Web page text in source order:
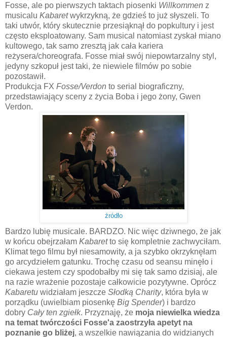
Fosse, ale po pierwszych taktach piosenki Willkommen z
musicalu Kabaretwykrzykną, że gdzieś to już słyszeli. To
taki utwór, który skutecznie przesiąknął do popkultury i jest
często eksploatowany. Sam musical natomiast zyskał miano
kultowego, tak samo zresztą jak cała kariera
reżysera/choreografa. Fosse miał swój niepowtarzalny styl,
jedyny szkopuł jest taki, że niewiele filmów po sobie
pozostawił.
Produkcja FX Fosse/Verdon to serial biograficzny,
przedstawiający sceny z życia Boba i jego żony, Gwen
Verdon.
źródło
Bardzo lubię musicale. BARDZO. Nic więc dziwnego, że jak
w końcu obejrzałam Kabaretto się kompletnie zachwyciłam.
Klimat tego filmu był niesamowity, a ja szybko okrzyknęłam
go arcydziełem gatunku. Trochę czasu od seansu minęło i
ciekawa jestem czy spodobałby mi się tak samo dzisiaj, ale
na razie wrażenie pozostaje całkowicie pozytywne. Oprócz
Kabaretu widziałam jeszcze Słodką Charity, która była w
porządku (uwielbiam piosenkę Big Spender) i bardzo
dobry Cały ten zgiełk. Przyznaję, że moja niewielka wiedza
na temat twórczości Fosse'a zaostrzyła apetyt na
poznanie go bliżej, a wszelkie nawiązania do widzianych